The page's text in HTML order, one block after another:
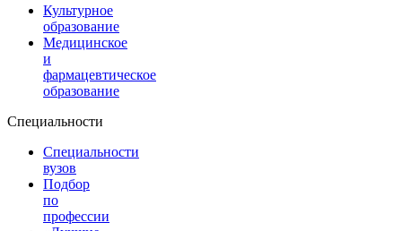
Культурное
образование
Медицинское
и
фармацевтическое
образование
Специальности
Специальности
вузов
Подбор
по
профессии